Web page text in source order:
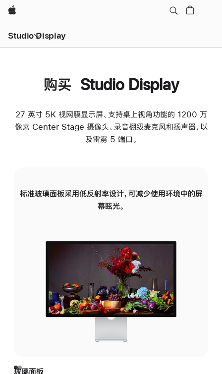
Apple
Studio Display
购买 Studio Display
27 英寸 5K 视网膜显示屏、支持桌上视角功能的 1200 万
像素 Center Stage 摄像头、录音棚级麦克风和扬声器，以
及雷雳 5 端口。
标准玻璃面板采用低反射率设计，可减少使用环境中的屏
幕眩光。
玻璃面板